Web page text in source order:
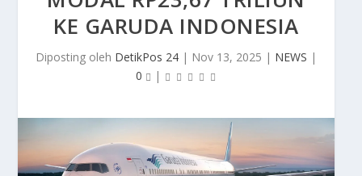
KE GARUDA INDONESIA
Diposting oleh DetikPos 24 | Nov 13, 2025 | NEWS |
0
|